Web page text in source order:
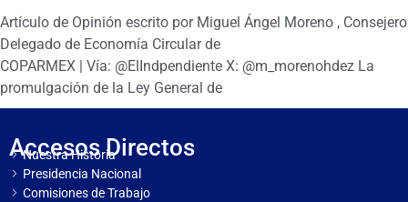
Artículo de Opinión escrito por Miguel Ángel Moreno , Consejero
Delegado de Economía Circular de
COPARMEX | Vía: @ElIndpendiente X: @m_morenohdez La
promulgación de la Ley General de
Accesos Directos
Nuestra Historia
Presidencia Nacional
Comisiones de Trabajo